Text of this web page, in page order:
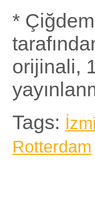
*
orijinali,
Tags:
Rotterdam